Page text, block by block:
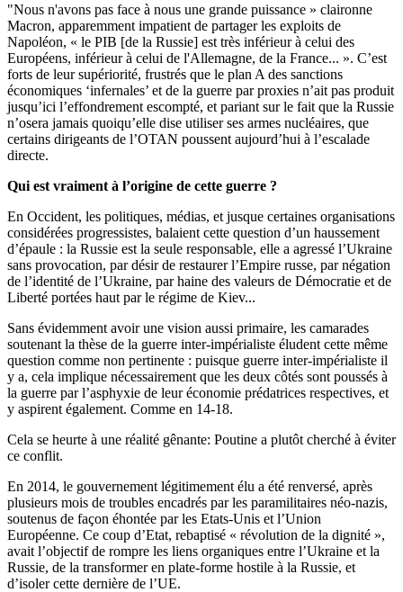
"Nous n'avons pas face à nous une grande puissance » claironne
Macron, apparemment impatient de partager les exploits de
Napoléon, « le PIB [de la Russie] est très inférieur à celui des
Européens, inférieur à celui de l'Allemagne, de la France... ». C’est
forts de leur supériorité, frustrés que le plan A des sanctions
économiques ‘infernales’ et de la guerre par proxies n’ait pas produit
jusqu’ici l’effondrement escompté, et pariant sur le fait que la Russie
n’osera jamais quoiqu’elle dise utiliser ses armes nucléaires, que
certains dirigeants de l’OTAN poussent aujourd’hui à l’escalade
directe.
Qui est vraiment à l’origine de cette guerre ?
En Occident, les politiques, médias, et jusque certaines organisations
considérées progressistes, balaient cette question d’un haussement
d’épaule : la Russie est la seule responsable, elle a agressé l’Ukraine
sans provocation, par désir de restaurer l’Empire russe, par négation
de l’identité de l’Ukraine, par haine des valeurs de Démocratie et de
Liberté portées haut par le régime de Kiev...
Sans évidemment avoir une vision aussi primaire, les camarades
soutenant la thèse de la guerre inter-impérialiste éludent cette même
question comme non pertinente : puisque guerre inter-impérialiste il
y a, cela implique nécessairement que les deux côtés sont poussés à
la guerre par l’asphyxie de leur économie prédatrices respectives, et
y aspirent également. Comme en 14-18.
Cela se heurte à une réalité gênante: Poutine a plutôt cherché à éviter
ce conflit.
En 2014, le gouvernement légitimement élu a été renversé, après
plusieurs mois de troubles encadrés par les paramilitaires néo-nazis,
soutenus de façon éhontée par les Etats-Unis et l’Union
Européenne. Ce coup d’Etat, rebaptisé « révolution de la dignité »,
avait l’objectif de rompre les liens organiques entre l’Ukraine et la
Russie, de la transformer en plate-forme hostile à la Russie, et
d’isoler cette dernière de l’UE.